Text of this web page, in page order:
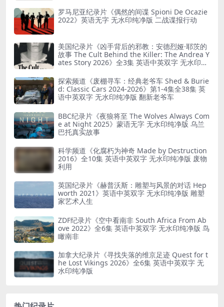
罗马尼亚纪录片《偶然的间谍 Spioni De Ocazie
2022》英语无字 无水印纯净版 二战谍报行动
美国纪录片《凶手背后的邪教：安德烈娅·耶茨的
故事 The Cult Behind the Killer: The Andrea Y
ates Story 2026》全3集 英语中英双字 无水印纯
探索频道《废棚寻车：经典老爷车 Shed & Burie
d: Classic Cars 2024-2026》第1-4集全38集 英
语中英双字 无水印纯净版 翻新老爷车
BBC纪录片《夜狼将至 The Wolves Always Com
e at Night 2025》蒙语无字 无水印纯净版 乌兰
巴托真实故事
科学频道《化腐朽为神奇 Made by Destruction
2016》全10集 英语中英双字 无水印纯净版 废物
利用
英国纪录片《赫普沃斯：雕塑与风景的对话 Hep
worth 2021》英语中英双字 无水印纯净版 雕塑
家艺术人生
ZDF纪录片《空中看南非 South Africa From Ab
ove 2022》全6集 英语中英双字 无水印纯净版 鸟
瞰南非
加拿大纪录片《寻找失落的维京足迹 Quest for t
he Lost Vikings 2026》全6集 英语中英双字 无
水印纯净版